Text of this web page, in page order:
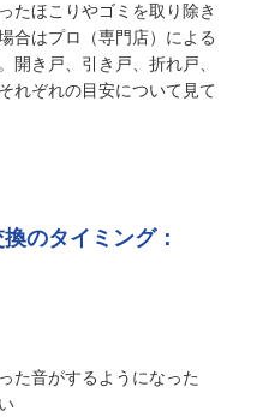
たほこりやゴミを取り除き
合はプロ（専門店）による
開き戸、引き戸、折れ戸、
れぞれの目安について見て
のタイミング：
た音がするようになった